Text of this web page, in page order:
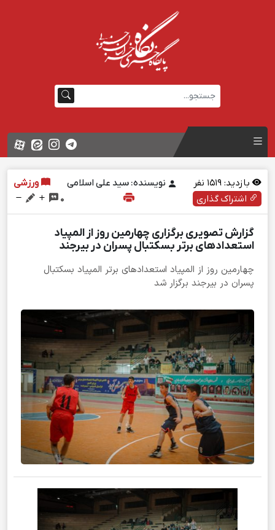
بازدید: نفر نویسنده: سید علی اسلامی
ورزشی
اشتراک گذاری
0
گزارش تصویری برگزاری چهارمین روز از المپیاد
استعدادهای برتر بسکتبال پسران در بیرجند
چهارمین روز از المپیاد استعدادهای برتر المپیاد بسکتبال
پسران در بیرجند برگزار شد